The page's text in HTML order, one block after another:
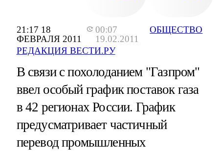
21:17 18
ФЕВРАЛЯ 2011
00:07
19.02.2011
РЕДАКЦИЯ ВЕСТИ.РУ
ОБЩЕСТВО
В связи с похолоданием "Газпром"
ввел особый график поставок газа
в 42 регионах России. График
предусматривает частичный
перевод промышленных